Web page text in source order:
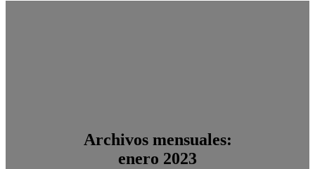
Archivos mensuales:
enero 2023